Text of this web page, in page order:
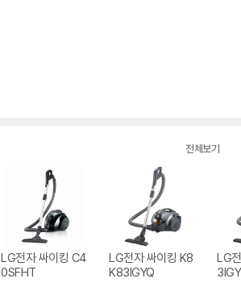
전체보기
LG전자 싸이킹 C4
0SFHT
LG전자 싸이킹 K8
K83IGYQ
LG
3IGY